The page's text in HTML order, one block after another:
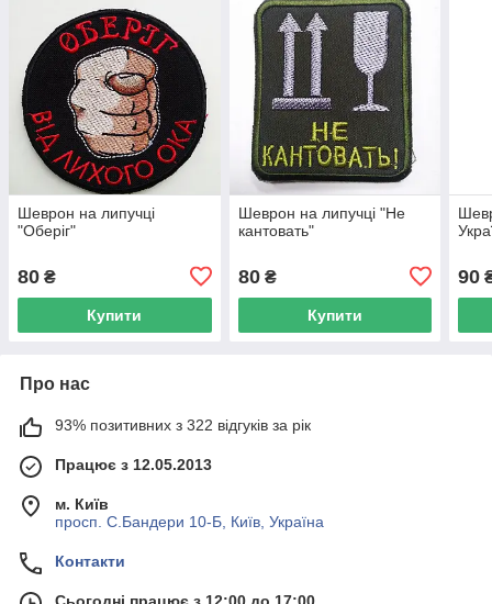
Шеврон на липучці
"Оберіг"
80 ₴
Купити
Шеврон на липучці "Не
кантовать"
80₴
Купити
90
Про нас
93% позитивних з 322 відгуків за рік
Працює з 12.05.2013
м. Київ
просп. С.Бандери 10-Б, Київ, Україна
Контакти
Сьогодні працює з 12:00 до 17:00